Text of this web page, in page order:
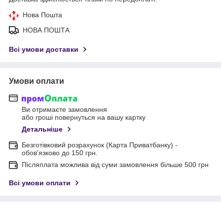
Нова Пошта
НОВА ПОШТА
Всі умови доставки
Умови оплати
Ви отримаєте замовлення
або гроші повернуться на вашу картку
Детальніше
Безготівковий розрахунок (Карта Приватбанку) -
обов'язково до 150 грн.
Післяплата можлива від суми замовлення більше 500 грн
Всі умови оплати